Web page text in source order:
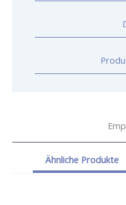
Ähnliche Produkte